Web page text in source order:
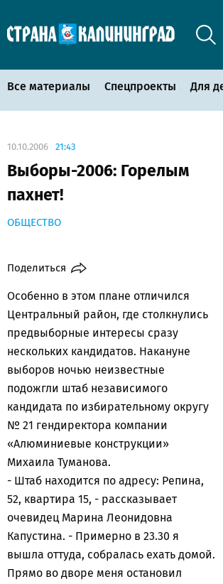
Все материалы Спецпроекты Для
10.10.2006 21:43
Выборы-2006: Горелым
пахнет!
ОБЩЕСТВО
Поделиться
Особенно в этом плане отличился
Центральный район, где столкнулись
предвыборные интересы сразу
нескольких кандидатов. Накануне
выборов ночью неизвестные
подожгли штаб независимого
кандидата по избирательному округу
№ 21 гендиректора компании
«Алюминиевые конструкции»
Михаила Туманова.
- Штаб находится по адресу: Репина,
52, квартира 15, - рассказывает
очевидец Марина Леонидовна
Капустина. - Примерно в 23.30 я
вышла оттуда, собралась ехать домой.
Прямо во дворе меня остановил